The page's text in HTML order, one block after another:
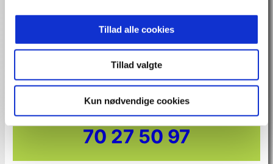
Tillad alle cookies
Tillad valgte
Kun nødvendige cookies
Eller ring nu og få markedets bedste og ikke
mindst uvildige rådgivning på
70 27 50 97